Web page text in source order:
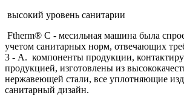
высокий уровень санитарии
Ftherm® С - месильная машина была
учетом санитарных норм, отвечающих
3 - А. компоненты продукции,
продукцией, изготовлены из
нержавеющей стали, все уплотняющие
санитарный дизайн.